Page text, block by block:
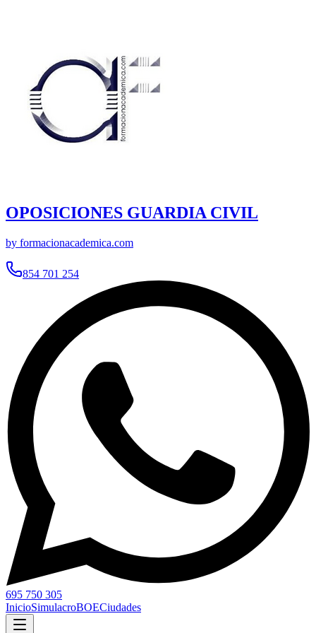
OPOSICIONES GUARDIA CIVIL
by formacionacademica.com
854 701 254
695 750 305
InicioSimulacroBOECiudades